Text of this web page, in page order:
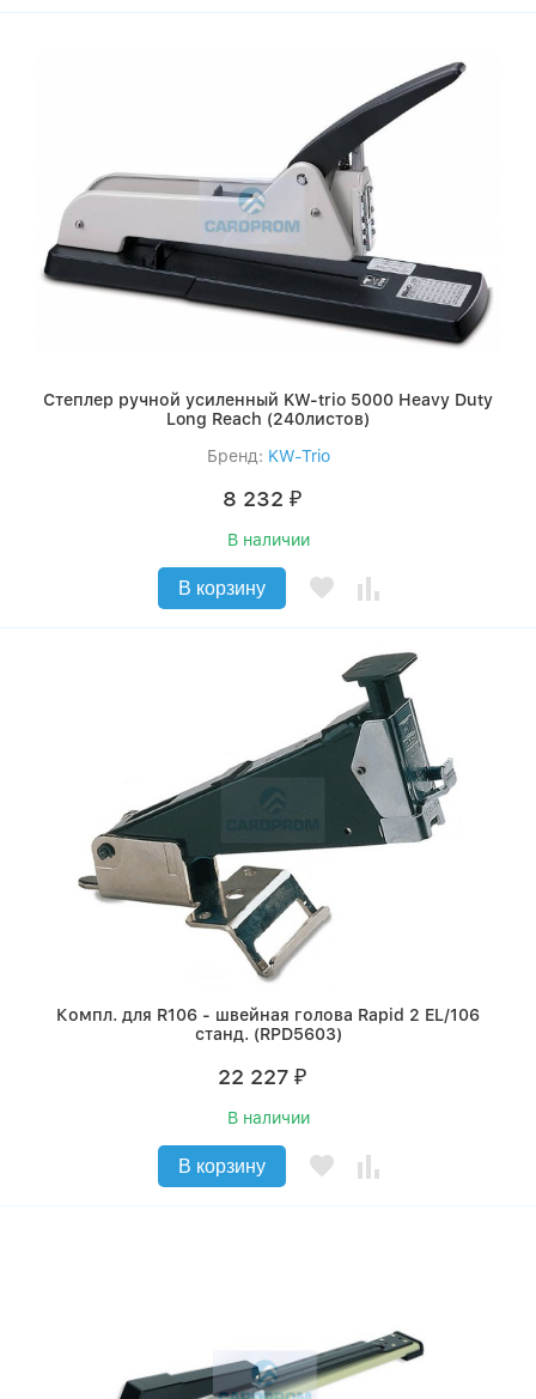
Степлер ручной усиленный KW-trio 5000 Heavy Duty
Long Reach (240листов)
Бренд: KW-Trio
8 232 ₽
В наличии
В корзину
Компл. для R106 - швейная голова Rapid 2 EL/106
станд. (RPD5603)
22 227 ₽
В наличии
В корзину